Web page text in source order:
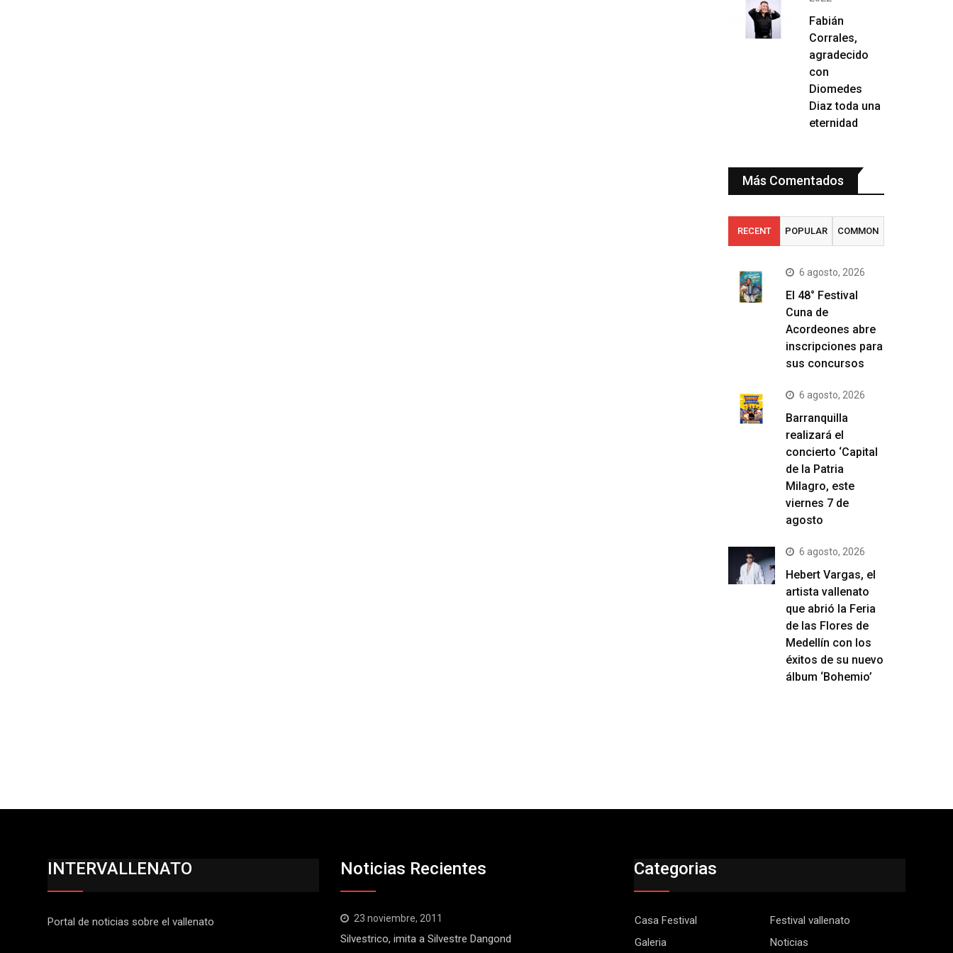
Fabián
Corrales,
agradecido
con
Diomedes
Diaz toda una
eternidad
Más Comentados
RECENT POPULAR COMMON
6 agosto, 2026
El 48° Festival
Cuna de
Acordeones abre
inscripciones para
sus concursos
6 agosto, 2026
Barranquilla
realizará el
concierto ‘Capital
de la Patria
Milagro, este
viernes 7 de
agosto
6 agosto, 2026
Hebert Vargas, el
artista vallenato
que abrió la Feria
de las Flores de
Medellín con los
éxitos de su nuevo
álbum ‘Bohemio’
INTERVALLENATO
Portal de noticias sobre el vallenato
Noticias Recientes
23 noviembre, 2011
Silvestrico, imita a Silvestre Dangond
Categorias
Casa Festival
Festival vallenato
Galeria
Noticias